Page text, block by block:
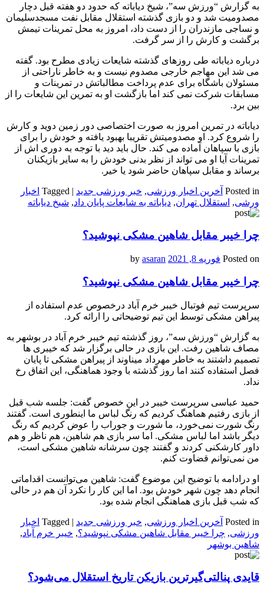
به گزارش “ورزش سه”، شیخ دیاباته که حدود دو هفته قبل دچار
مصدومیت شد و دو بازی گذشته استقلال مقابل نفت مسجدسلیمان
و نساجی مازندران را از دست داد، امروز به محل تمرینات تیمش
برگشت و کارش را از سر گرفت.
درباره دیاباته طی روزهای گذشته شایعات زیادی مطرح بود. گفته
می شد این مهاجم خارجی مصدوم نیست و به خاطر ناراحتی از
مسئولان باشگاه برای عدم پرداخت مطالباتش در تمرینات و
مسابقات شرکت نمی کند اما بازگشت او به تمرین این شایعات را از
بین برد.
دیاباته در تمرین امروز به صورت اختصاصی دور زمین دوید و کارش
را شروع کرد. او مصدومیتش تقریبا بهبود یافته و خودش را برای
بازی با سپاهان آماده می کند. حال باید دید با توجه به دوری اش از
تمرینات آیا او می تواند از نظر بدنی خودش را به سایر بازیکنان
برساند و مقابل سپاهان حاضر شود یا خیر.
Posted in آخرین اخبار ورزشی, خبر ورزشی جدید |
Tagged اخبار
ورشی, استقلال تهران, دیاباته به شایعات پایان داد, شیخ دیاباته
چرا خیبر مقابل شاهین مشکی نپوشید؟
Posted on فوریه 8, 2021 asaran
چرا خیبر مقابل شاهین مشکی نپوشید؟
سرپرست تیم فوتبال خیبر خرم آباد درخصوص عدم استفاده از
پیراهن مشکی توسط این تیم توضیحاتی را ارائه کرد.
به گزارش “ورزش سه”، روز گذشته تیم خیبر خرم آباد در بوشهر به
مصاف شاهین رفت. این بازی در حالی برگزار شد که خیبری ها
تصمیم داشتند به خاطر مهرداد میناوند از پیراهن مشکی تا پایان
فصل استفاده کنند اما روز گذشته با وجود هماهنگی، این اتفاق رخ
نداد.
حمید عباسی سرپرست خیبر در این خصوص گفت: جلسه شب قبل
از بازی رفتیم هماهنگ کردیم که رنگ لباس ما اینطوری است. گفتند
رنگ شورت نمی‌خورد، ما شورت و جوراب را عوض کردیم که رنگ
دیگر باشد اما لباس مشکی. اما سر بازی هم شاهین، هم ناظر و هم
داور کارشکنی کردند و گفتند چون سرشانه شاهین مشکی است،
من نمی‌توانم قضاوت کنم.
او درادامه با توضیح این موضوع گفت: شاهین می‌توانست اقداماتی
انجام دهد چون شهر خودش بود. اما این کار را نکرد آن هم در حالی
که شب قبل بازی هماهنگی انجام شده بود.
Posted in آخرین اخبار ورزشی, خبر ورزشی جدید |
Tagged اخبار
ورزشی, چرا خیبر مقابل شاهین مشکی نپوشید؟, خیبر خرم آباد,
شاهین بوشهر
قایدی پنالتی‌گیرترین بازیکن تاریخ استقلال می‌شود؟